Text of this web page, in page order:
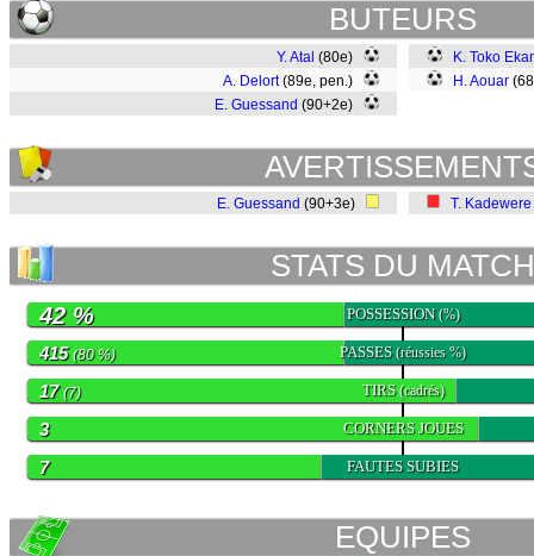
BUTEURS
Y. Atal (80e)
A. Delort(89e, pen.)
E. Guessand (90+2e)
K. Toko
H. Aouar
E. Guessand (90+3e) T. Kadewere
STATS DU MATCH
POSSESSION(%)
42 %
PASSES(réussies %)
415(80 %)
TIRS(cadrés)
17(7)
CORNERS JOUES
3
FAUTES SUBIES
7
EQUIPES